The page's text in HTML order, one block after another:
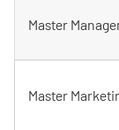
Master
Master